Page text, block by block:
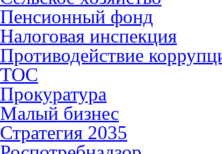
Пенсионный фонд
Налоговая инспекция
Противодействие
ТОС
Прокуратура
Малый бизнес
Стратегия 2035